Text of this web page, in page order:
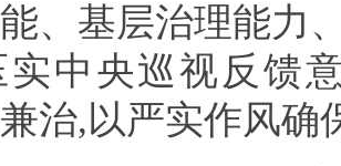
、基层治理能力
实中央巡视反馈
治,以严实作风确